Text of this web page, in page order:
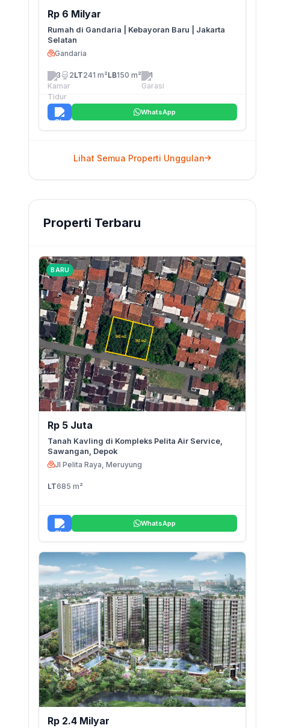
Rp 6 Milyar
Rumah di Gandaria | Kebayoran Baru | Jakarta
Selatan
Gandaria
3 2LT241 m²LB150 m² 1
WhatsApp
Lihat Semua Properti Unggulan
Properti Terbaru
BARU
Rp 5 Juta
Tanah Kavling di Kompleks Pelita Air Service,
Sawangan, Depok
Jl Pelita Raya, Meruyung
LT685 m²
WhatsApp
Rp 2.4 Milyar